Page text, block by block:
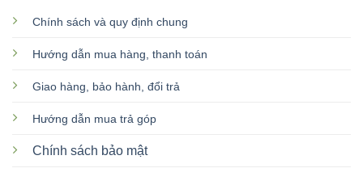
Chính sách và quy định chung
Hướng dẫn mua hàng, thanh toán
Giao hàng, bảo hành, đổi trả
Hướng dẫn mua trả góp
Chính sách bảo mật